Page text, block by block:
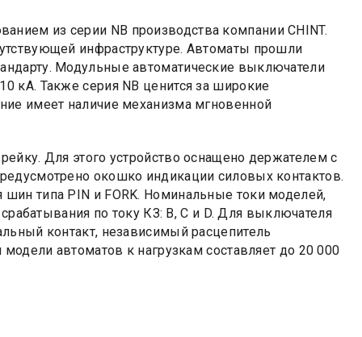
из серии NB производства компании CHINT.
инфраструктуре. Автоматы прошли
Модульные автоматические выключатели
кА. Также серия NB ценится за широкие
имеет наличие механизма мгновенной
Для этого устройство оснащено держателем с
окошко индикации силовых контактов.
типа PIN и FORK. Номинальные токи моделей,
по току КЗ: B, C и D. Для выключателя
контакт, независимый расцепитель
автоматов к нагрузкам составляет до 20 000